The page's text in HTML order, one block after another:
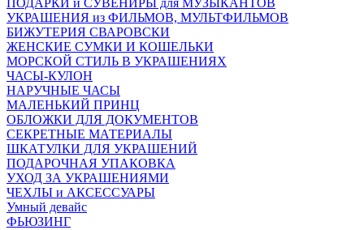
ПОДАРКИ и СУВЕНИРЫ для МУЗЫКАНТОВ
УКРАШЕНИЯ из ФИЛЬМОВ, МУЛЬТФИЛЬМОВ
БИЖУТЕРИЯ СВАРОВСКИ
ЖЕНСКИЕ СУМКИ И КОШЕЛЬКИ
МОРСКОЙ СТИЛЬ В УКРАШЕНИЯХ
ЧАСЫ-КУЛОН
НАРУЧНЫЕ ЧАСЫ
МАЛЕНЬКИЙ ПРИНЦ
ОБЛОЖКИ ДЛЯ ДОКУМЕНТОВ
СЕКРЕТНЫЕ МАТЕРИАЛЫ
ШКАТУЛКИ ДЛЯ УКРАШЕНИЙ
ПОДАРОЧНАЯ УПАКОВКА
УХОД ЗА УКРАШЕНИЯМИ
ЧEХЛЫ и АКСЕССУАРЫ
Умный девайс
ФЬЮЗИНГ